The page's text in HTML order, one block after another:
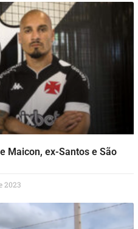
Maicon, ex-Santos e São
2023